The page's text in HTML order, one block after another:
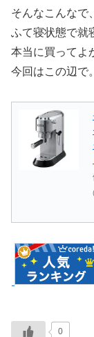
そんなこんなで
ふて寝状態で就
本当に買ってよ
今回はこの辺で。
0